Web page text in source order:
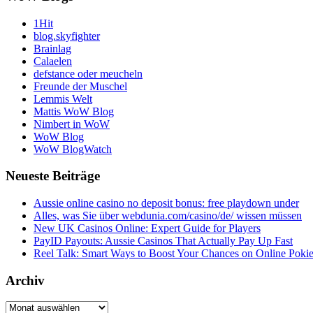
1Hit
blog.skyfighter
Brainlag
Calaelen
defstance oder meucheln
Freunde der Muschel
Lemmis Welt
Mattis WoW Blog
Nimbert in WoW
WoW Blog
WoW BlogWatch
Neueste Beiträge
Aussie online casino no deposit bonus: free playdown under
Alles, was Sie über webdunia.com/casino/de/ wissen müssen
New UK Casinos Online: Expert Guide for Players
PayID Payouts: Aussie Casinos That Actually Pay Up Fast
Reel Talk: Smart Ways to Boost Your Chances on Online
Archiv
Archiv